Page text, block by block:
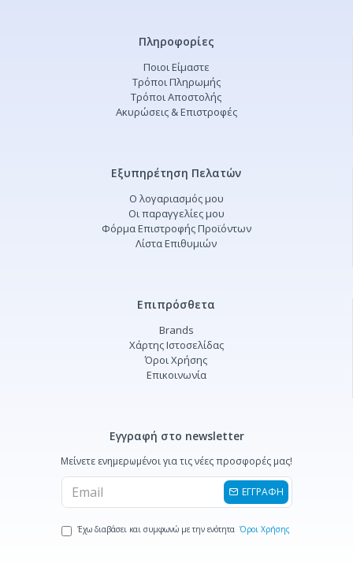
Πληροφορίες
Ποιοι Είμαστε
Τρόποι Πληρωμής
Τρόποι Αποστολής
Ακυρώσεις & Επιστροφές
Εξυπηρέτηση Πελατών
Ο λογαριασμός μου
Οι παραγγελίες μου
Φόρμα Επιστροφής Προϊόντων
Λίστα Επιθυμιών
Επιπρόσθετα
Brands
Χάρτης Ιστοσελίδας
Όροι Χρήσης
Επικοινωνία
Εγγραφή στο newsletter
Μείνετε ενημερωμένοι για τις νέες προσφορές μας!
ΕΓΓΡΑΦΗ
Έχω διαβάσει και συμφωνώ με την ενότητα Όροι Χρήσης